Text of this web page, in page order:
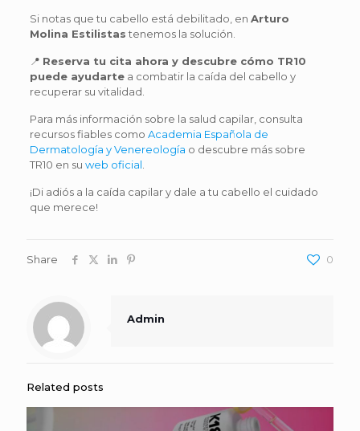
Si notas que tu cabello está debilitado, en Arturo
Molina Estilistastenemos la solución.
📍 Reserva tu cita ahora y descubre cómo TR10
puede ayudartea combatir la caída del cabello y
recuperar su vitalidad.
Para más información sobre la salud capilar, consulta
recursos fiables como Academia Española de
Dermatología y Venereología o descubre más sobre
TR10 en su web oficial
¡Di adiós a la caída capilar y dale a tu cabello el cuidado
que merece!
Share 0
Admin
Related posts